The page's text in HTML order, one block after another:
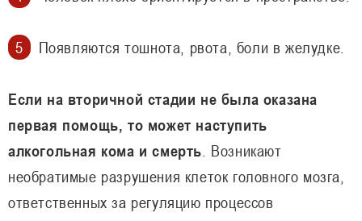
Появляются тошнота, рвота, боли в желудке.
Если на вторичной стадии не была оказана
первая помощь, то может наступить
алкогольная кома и смерть . Возникают
необратимые разрушения клеток головного мозга,
ответственных за регуляцию процессов